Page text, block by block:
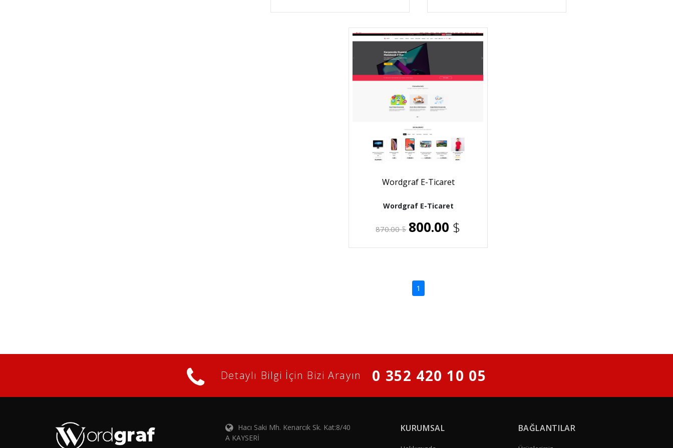
Wordgraf E-Ticaret
Wordgraf E-Ticaret
870.00$ 800.00 $
1
Detaylı Bilgi İçin Bizi Arayın 0 352 420 10 05
Hacı Saki Mh. Kenarcık Sk. Kat:8/40
A KAYSERİ
KURUMSAL BAĞLANTILAR